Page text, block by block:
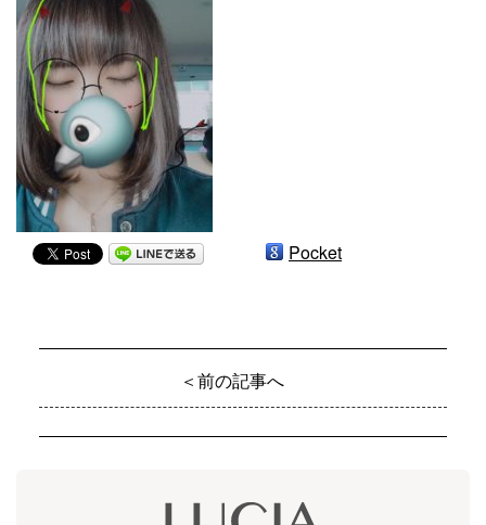
Pocket
＜前の記事へ